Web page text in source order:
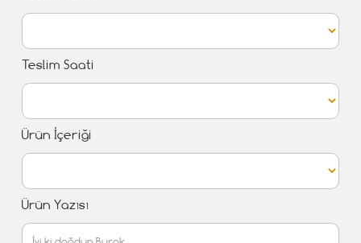
Teslim Saati
Ürün İçeriği
Ürün Yazısı